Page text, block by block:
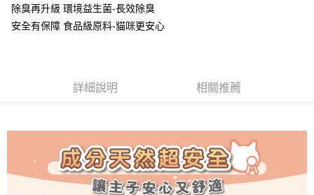
每筆NT$80，滿NT$1,500(含以上)免運費
【7-11】取貨付款1500免運
每筆NT$80，滿NT$1,500(含以上)免運費
除臭再升級 環境益生菌-長效除臭
安全有保障 食品級原料-貓咪更安心
詳細說明 相關推薦